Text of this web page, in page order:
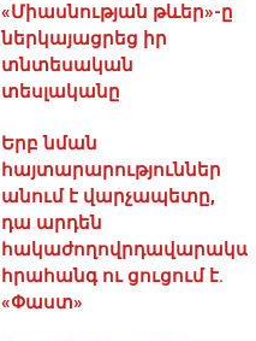
«Միասնության թևեր»-ը
ներկայացրեց իր
տնտեսական
տեսլականը
Երբ նման
հայտարարություններ
անում է վարչապետը,
դա արդեն
հակաժողովրդավարական
հրահանգ ու ցուցում է.
«Փաստ»